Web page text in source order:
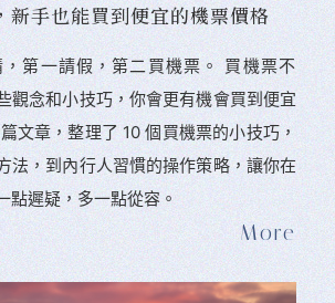
新手也能買到便宜的機票價格
第一請假，第二買機票。 󠀠買機票不
觀念和小技巧，你會更有機會買到便宜
文章，整理了 10 個買機票的小技巧，
法，到內行人習慣的操作策略，讓你在
點遲疑，多一點從容。